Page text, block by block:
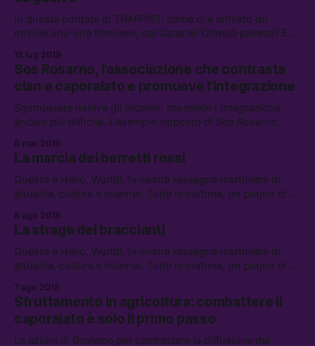
In questa puntata di TRAPPIST: come ci è arrivato un
missile aria–aria francese, dal Qatar all’Oltrepò pavese? E
serie: come possono organizzarsi i lavoratori stranieri per
chiedere più diritti?
18 lug 2019
Sos Rosarno, l’associazione che contrasta
clan e caporalato e promuove l’integrazione
Sgomberare risolve gli incendi, ma rende l’integrazione
ancora piú difficile. L’esempio opposto di Sos Rosarno.
6 mar 2019
La marcia dei berretti rossi
Questo è Hello, World!, la nostra rassegna mattiniera di
attualità, cultura e internet. Tutte le mattine, un pugno di
8 ago 2018
La strage dei braccianti
Questo è Hello, World!, la nostra rassegna mattiniera di
attualità, cultura e internet. Tutte le mattine, un pugno di
7 ago 2018
Sfruttamento in agricoltura: combattere il
caporalato è solo il primo passo
Le azioni di Governo per contrastare la diffusione del